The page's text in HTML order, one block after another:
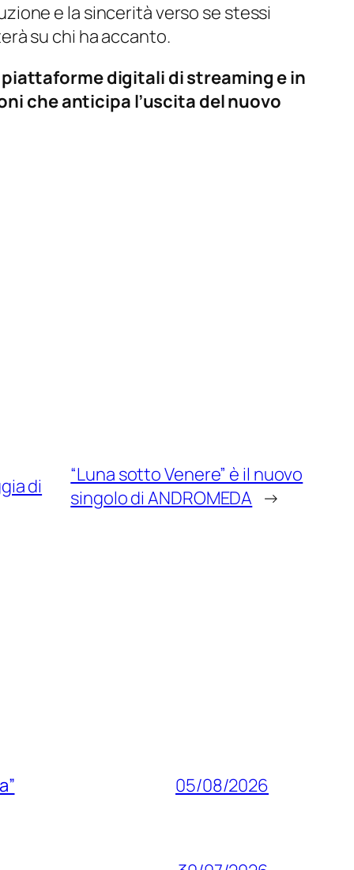
e la sincerità verso se stessi
su chi ha accanto.
digitali di streaming e in
che anticipa l’uscita del nuovo
di
“Luna sotto Venere” è il nuovo
singolo di ANDROMEDA →
05/08/2026